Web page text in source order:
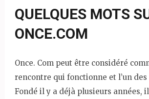
QUELQUES MOTS
ONCE.COM
Once. Com peut être considéré
rencontre qui fonctionne et l’un des
Fondé il y a déjà plusieurs années,